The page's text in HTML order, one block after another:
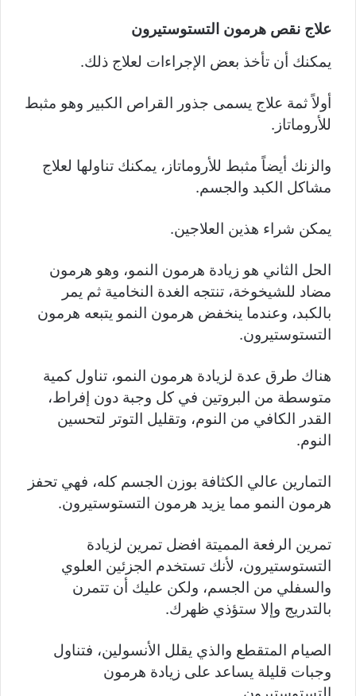
علاج نقص هرمون التستوستيرون
يمكنك أن تأخذ بعض الإجراءات لعلاج ذلك.
أولاً ثمة علاج يسمى جذور القراص الكبير وهو مثبط
للأروماتاز.
والزنك أيضاً مثبط للأروماتاز، يمكنك تناولها لعلاج
مشاكل الكبد والجسم.
يمكن شراء هذين العلاجين.
الحل الثاني هو زيادة هرمون النمو، وهو هرمون
مضاد للشيخوخة، تنتجه الغدة النخامية ثم يمر
بالكبد، وعندما ينخفض هرمون النمو يتبعه هرمون
التستوستيرون.
هناك طرق عدة لزيادة هرمون النمو، تناول كمية
متوسطة من البروتين في كل وجبة دون إفراط،
القدر الكافي من النوم، وتقليل التوتر لتحسين
النوم.
التمارين عالي الكثافة بوزن الجسم كله، فهي تحفز
هرمون النمو مما يزيد هرمون التستوستيرون.
تمرين الرفعة المميتة افضل تمرين لزيادة
التستوستيرون، لأنك تستخدم الجزئين العلوي
والسفلي من الجسم، ولكن عليك أن تتمرن
بالتدريج وإلا ستؤذي ظهرك.
الصيام المتقطع والذي يقلل الأنسولين، فتناول
وجبات قليلة يساعد على زيادة هرمون